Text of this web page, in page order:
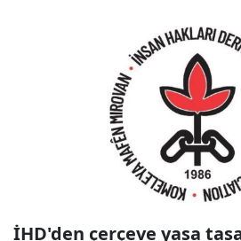
İHD'den çerçeve yasa